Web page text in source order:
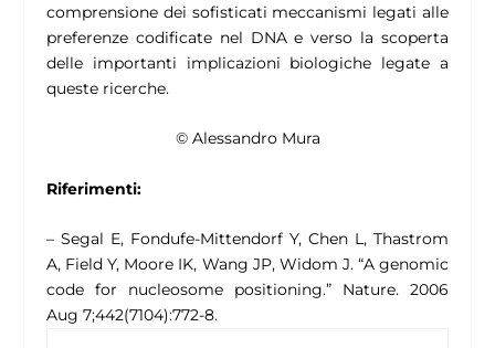
comprensione dei sofisticati meccanismi legati alle
preferenze codificate nel DNA e verso la scoperta
delle importanti implicazioni biologiche legate a
queste ricerche.
© Alessandro Mura
Riferimenti:
– Segal E, Fondufe-Mittendorf Y, Chen L, Thastrom
A, Field Y, Moore IK, Wang JP, Widom J. “A genomic
code for nucleosome positioning.” Nature. 2006
Aug 7;442(7104):772-8.